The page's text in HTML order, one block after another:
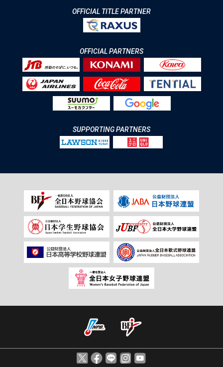
OFFICIAL TITLE PARTNER
OFFICIAL PARTNERS
SUPPORTING PARTNERS